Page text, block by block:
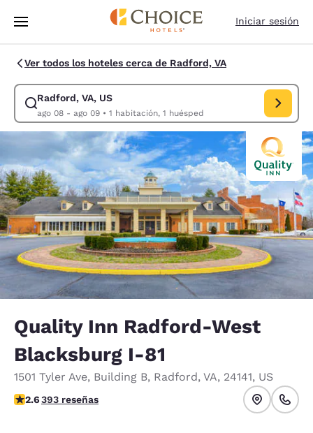
Pasar A Contenido Principal
Iniciar sesión
Ver todos los hoteles cerca de Radford, VA
Radford, VA, US
ago 08 - ago 09• 1 habitación, 1 huésped
Modificar la búsqueda de Radford, VA, US. Fecha de check-in ago 08,
Quality Inn Radford-West
Blacksburg I-81
1501 Tyler Ave, Building B, Radford, VA, 24141, US
calificación de 2.63 estrellas. Feria.
2.6393 reseñas